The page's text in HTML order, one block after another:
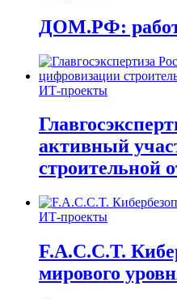
ДОМ.РФ:
ИТ-проекты
активный
строительной
ИТ-проекты
F.A.C.C.T.
мирового